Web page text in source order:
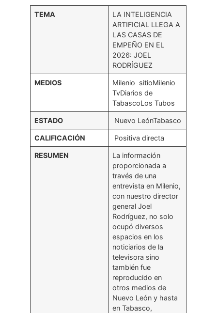
TEMA
LA INTELIGENCIA
ARTIFICIAL LLEGA A
LAS CASAS DE
EMPEÑO EN EL
2026: JOEL
RODRÍGUEZ
MEDIOS
Milenio sitioMilenio
TvDiarios de
TabascoLos Tubos
ESTADO Nuevo LeónTabasco
CALIFICACIÓN Positiva directa
RESUMEN
La información
proporcionada a
través de una
entrevista en Milenio,
con nuestro director
general Joel
Rodríguez, no solo
ocupó diversos
espacios en los
noticiarios de la
televisora sino
también fue
reproducido en
otros medios de
Nuevo León y hasta
en Tabasco,